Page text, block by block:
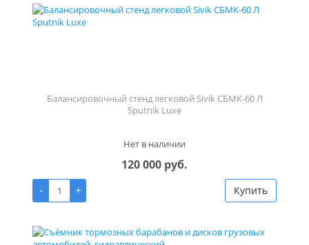
Балансировочный стенд легковой Sivik СБМК-60 Л
Sputnik Luxe
Нет в наличии
120 000 руб.
-
+ Купить